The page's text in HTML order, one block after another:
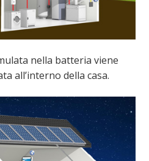
nella batteria viene
all’interno della casa.